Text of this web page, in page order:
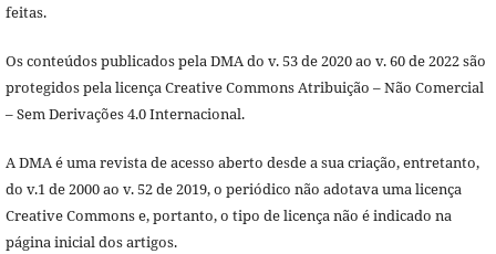
feitas.
Os conteúdos publicados pela DMA do v. 53 de 2020 ao v. 60 de 2022 são
protegidos pela licença Creative Commons Atribuição – Não Comercial
– Sem Derivações 4.0 Internacional.
A DMA é uma revista de acesso aberto desde a sua criação, entretanto,
do v.1 de 2000 ao v. 52 de 2019, o periódico não adotava uma licença
Creative Commons e, portanto, o tipo de licença não é indicado na
página inicial dos artigos.